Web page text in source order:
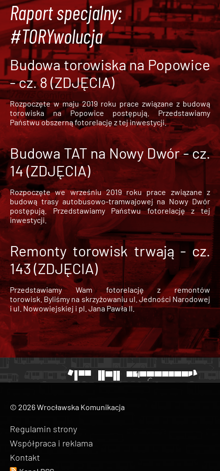
Raport specjalny:
#TORYwolucja
Budowa torowiska na Popowice
- cz. 8 (ZDJĘCIA)
Rozpoczęte w maju 2019 roku prace związane z budową
torowiska na Popowice
postępują. Przedstawiamy
Państwu obszerną fotorelację z tej inwestycji.
Budowa TAT na Nowy Dwór - cz.
14 (ZDJĘCIA)
Rozpoczęte we wrześniu 2019 roku prace związane z
budową trasy autobusowo-tramwajowej na Nowy Dwór
postępują. Przedstawiamy Państwu fotorelację z tej
inwestycji.
Remonty torowisk trwają - cz.
143 (ZDJĘCIA)
Przedstawiamy Wam fotorelację z remontów
torowisk. Byliśmy na skrzyżowaniu ul. Jedności Narodowej
i ul. Nowowiejskiej i pl. Jana Pawła II.
© 2026 Wrocławska Komunikacja
Regulamin strony
Współpraca i reklama
Kontakt